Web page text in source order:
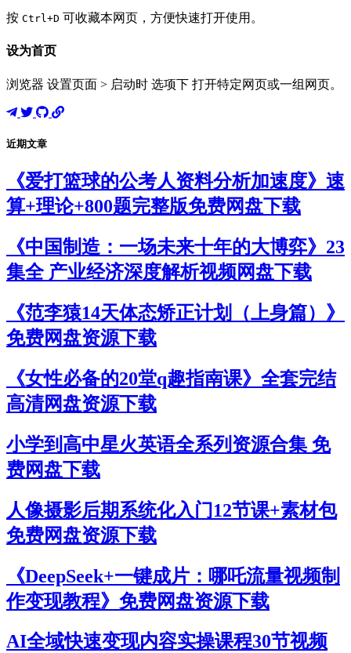
按 Ctrl+D 可收藏本网页，方便快速打开使用。
设为首页
浏览器 设置页面 > 启动时 选项下 打开特定网页或一组网页。
近期文章
《爱打篮球的公考人资料分析加速度》速
算+理论+800题完整版免费网盘下载
《中国制造：一场未来十年的大博弈》23
集全 产业经济深度解析视频网盘下载
《范李猿14天体态矫正计划（上身篇）》
免费网盘资源下载
《女性必备的20堂q趣指南课》全套完结
高清网盘资源下载
小学到高中星火英语全系列资源合集 免
费网盘下载
人像摄影后期系统化入门12节课+素材包
免费网盘资源下载
《DeepSeek+一键成片：哪吒流量视频制
作变现教程》免费网盘资源下载
AI全域快速变现内容实操课程30节视频